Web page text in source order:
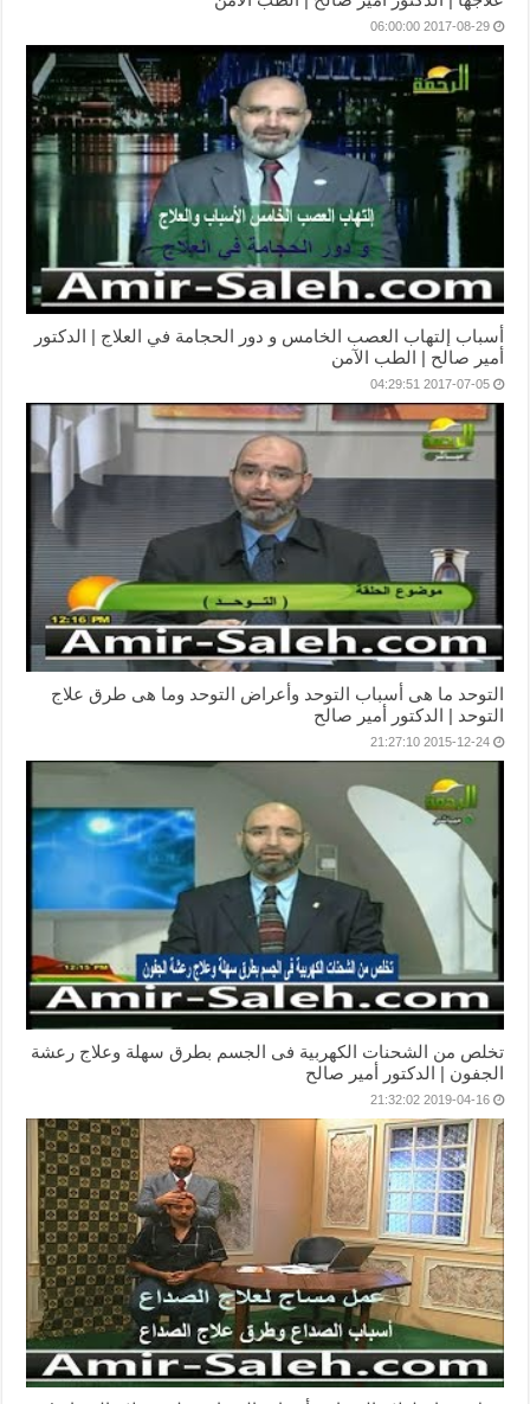
2017-08-29 06:00:00
أسباب إلتهاب العصب الخامس و دور الحجامة في العلاج | الدكتور
أمير صالح | الطب الآمن
2017-07-05 04:29:51
التوحد ما هى أسباب التوحد وأعراض التوحد وما هى طرق علاج
التوحد | الدكتور أمير صالح
2015-12-24 21:27:10
تخلص من الشحنات الكهربية فى الجسم بطرق سهلة وعلاج رعشة
الجفون | الدكتور أمير صالح
2019-04-16 21:32:02